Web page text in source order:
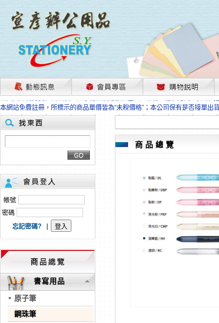
茲因國際情勢變化石油及塑化原物料波動漲幅甚大，部份上游供應商已採取
本網站免費註冊，所標示的商品單價皆為“未稅價格”；本公司保有是否接單出
HP、EPSON、CANON原廠耗材價格浮動，下單前請先跟客服人員確認最新
本網站免費註冊，所標示的商品單價皆為“未稅價格”；本公司保有是否接單出
匯款客戶請注意！因商品繁複來不及發現短缺，遂待客服人員跟您確認訂單
本網站免費註冊，所標示的商品單價皆為“未稅價格”；本公司保有是否接單出
茲因國際情勢變化石油及塑化原物料波動漲幅甚大，部份上游供應商已採取
本網站免費註冊，所標示的商品單價皆為“未稅價格”；本公司保有是否接單出
HP、EPSON、CANON原廠耗材價格浮動，下單前請先跟客服人員確認最新
本網站免費註冊，所標示的商品單價皆為“未稅價格”；本公司保有是否接單出
匯款客戶請注意！因商品繁複來不及發現短缺，遂待客服人員跟您確認訂單
本網站免費註冊，所標示的商品單價皆為“未稅價格”；本公司保有是否接單出
帳號
密碼
忘記密碼?
書寫用品
原子筆
鋼珠筆
商品總覽